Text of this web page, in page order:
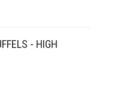
- HIGH